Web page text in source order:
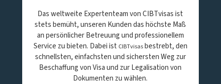
Das weltweite Expertenteam von CIBTvisas ist
stets bemüht, unseren Kunden das höchste Maß
an persönlicher Betreuung und professionellem
Service zu bieten. Dabei ist CIBTvisasbestrebt, den
schnellsten, einfachsten und sichersten Weg zur
Beschaffung von Visa und zur Legalisation von
Dokumenten zu wählen.